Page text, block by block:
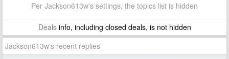
Per Jackson613w's settings, the topics list is hidden
Dealsinfo, including closed deals, is not hidden
Jackson613w's recent replies